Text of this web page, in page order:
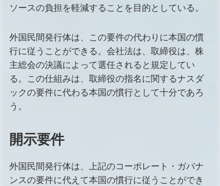
ソースの負担を軽減することを目的としている。
外国民間発行体は、この要件の代わりに本国の慣
行に従うことができる。会社法は、取締役は、株
主総会の決議によって選任されると規定してい
る。この仕組みは、取締役の指名に関するナスダ
ックの要件に代わる本国の慣行として十分であろ
う。
開示要件
外国民間発行体は、上記のコーポレート・ガバナ
ンスの要件に代えて本国の慣行に従うことができ